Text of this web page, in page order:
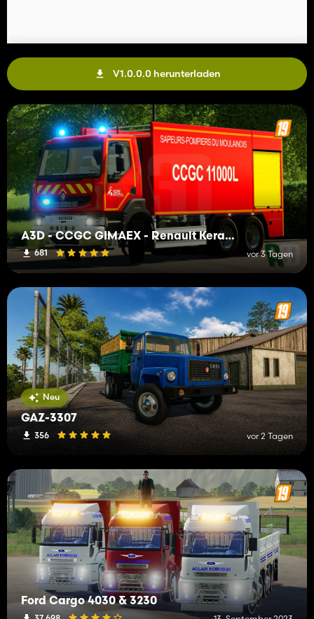
V1.0.0.0 herunterladen
A3D - CCGC GIMAEX - Renault Kerax 2011
681 vor 3 Tagen
Neu
GAZ-3307
356 vor 2 Tagen
Ford Cargo 4030 & 3230